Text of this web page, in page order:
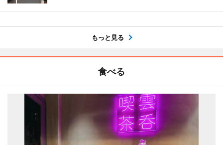
もっと見る
食べる